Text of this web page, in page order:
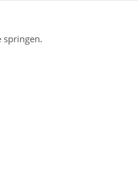
springen.